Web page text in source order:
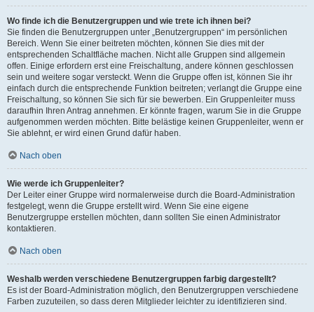
Wo finde ich die Benutzergruppen und wie trete ich ihnen bei?
Sie finden die Benutzergruppen unter „Benutzergruppen“ im persönlichen
Bereich. Wenn Sie einer beitreten möchten, können Sie dies mit der
entsprechenden Schaltfläche machen. Nicht alle Gruppen sind allgemein
offen. Einige erfordern erst eine Freischaltung, andere können geschlossen
sein und weitere sogar versteckt. Wenn die Gruppe offen ist, können Sie ihr
einfach durch die entsprechende Funktion beitreten; verlangt die Gruppe eine
Freischaltung, so können Sie sich für sie bewerben. Ein Gruppenleiter muss
daraufhin Ihren Antrag annehmen. Er könnte fragen, warum Sie in die Gruppe
aufgenommen werden möchten. Bitte belästige keinen Gruppenleiter, wenn er
Sie ablehnt, er wird einen Grund dafür haben.
Nach oben
Wie werde ich Gruppenleiter?
Der Leiter einer Gruppe wird normalerweise durch die Board-Administration
festgelegt, wenn die Gruppe erstellt wird. Wenn Sie eine eigene
Benutzergruppe erstellen möchten, dann sollten Sie einen Administrator
kontaktieren.
Nach oben
Weshalb werden verschiedene Benutzergruppen farbig dargestellt?
Es ist der Board-Administration möglich, den Benutzergruppen verschiedene
Farben zuzuteilen, so dass deren Mitglieder leichter zu identifizieren sind.